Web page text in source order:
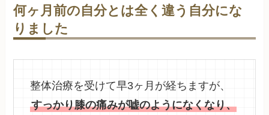
何ヶ月前の自分とは全く違う自分にな
りました
整体治療を受けて早3ヶ月が経ちますが、
すっかり膝の痛みが嘘のようになくなり、